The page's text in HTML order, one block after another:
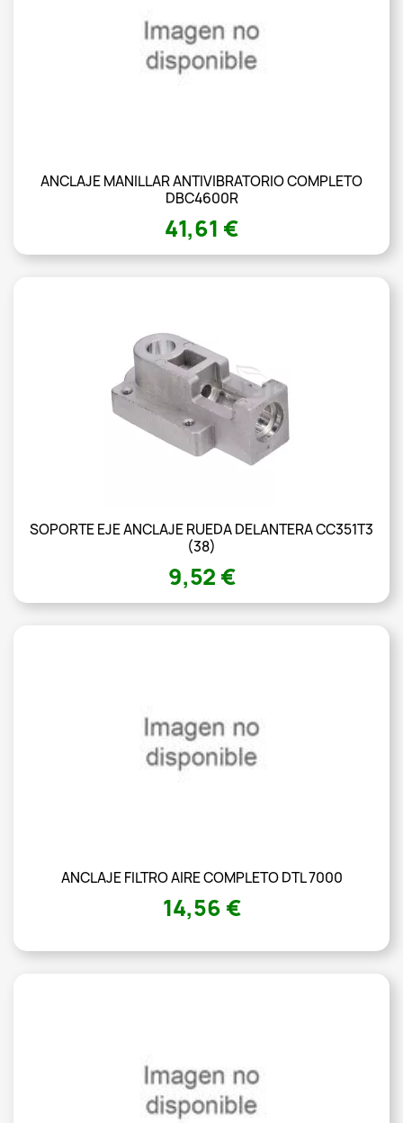
ANCLAJE MANILLAR ANTIVIBRATORIO COMPLETO
DBC4600R
41,61 €
SOPORTE EJE ANCLAJE RUEDA DELANTERA CC351T3
(38)
9,52 €
ANCLAJE FILTRO AIRE COMPLETO DTL 7000
14,56 €